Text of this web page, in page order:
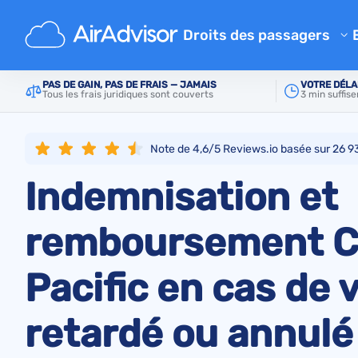
Droits des passagers
Calculateur d'indemnisation
Indemnisation pour un vol
Indemnisation pour
Réclamations aux
Grève des compagnies
Règlements
PAS DE GAIN, PAS DE FRAIS — JAMAIS
Tous les frais juridiques sont couverts
VOTRE
3 min
Principal Compagnies aériennes Cathay Pacific
Note de 4,6/5 Reviews.io basée sur26
Indemnisation et
remboursement
Pacific en cas de
retardé ou annulé